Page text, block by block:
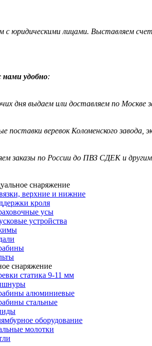
с юридическими лицами. Выставляем
нами удобно:
дня выдаем или доставляем по
поставки веревок Коломенского завода,
заказы по России до ПВЗ СДЕК и
снаряжение
верхние и нижние
кроля
усы
устройства
снаряжение
статика 9-11 мм
алюминиевые
стальные
оборудование
молотки